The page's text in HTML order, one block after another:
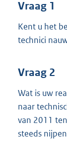
Vraag 1
Kent u het
technici
Vraag 2
Wat is uw
naar
van 2011
steeds